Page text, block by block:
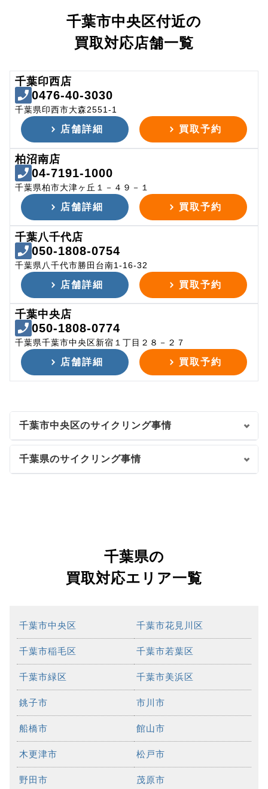
千葉市中央区付近の
買取対応店舗一覧
千葉印西店
0476-40-3030
千葉県印西市大森2551-1
店舗詳細 買取予約
柏沼南店
04-7191-1000
千葉県柏市大津ヶ丘１－４９－１
店舗詳細 買取予約
千葉八千代店
050-1808-0754
千葉県八千代市勝田台南1-16-32
店舗詳細 買取予約
千葉中央店
050-1808-0774
千葉県千葉市中央区新宿１丁目２８－２７
店舗詳細 買取予約
千葉市中央区のサイクリング事情
千葉県のサイクリング事情
千葉県の
買取対応エリア一覧
千葉市中央区 千葉市花見川区
千葉市稲毛区 千葉市若葉区
千葉市緑区 千葉市美浜区
銚子市 市川市
船橋市 館山市
木更津市 松戸市
野田市 茂原市